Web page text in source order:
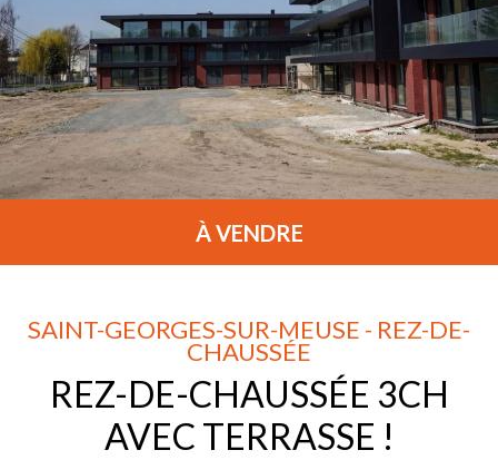
À VENDRE
SAINT-GEORGES-SUR-MEUSE - REZ-DE-
CHAUSSÉE
REZ-DE-CHAUSSÉE 3CH
AVEC TERRASSE !